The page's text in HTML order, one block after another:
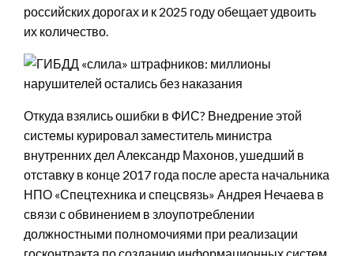
российских дорогах и к 2025 году обещает удвоить
их количество.
Откуда взялись ошибки в ФИС? Внедрение этой
системы курировал заместитель министра
внутренних дел Александр Махонов, ушедший в
отставку в конце 2017 года после ареста начальника
НПО «Спецтехника и спецсвязь» Андрея Нечаева в
связи с обвинением в злоупотреблении
должностными полномочиями при реализации